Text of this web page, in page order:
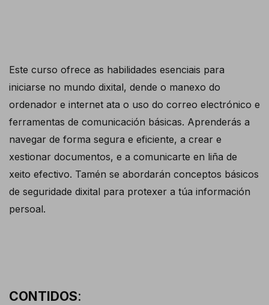
Este curso ofrece as habilidades esenciais para
iniciarse no mundo dixital, dende o manexo do
ordenador e internet ata o uso do correo electrónico e
ferramentas de comunicación básicas. Aprenderás a
navegar de forma segura e eficiente, a crear e
xestionar documentos, e a comunicarte en liña de
xeito efectivo. Tamén se abordarán conceptos básicos
de seguridade dixital para protexer a túa información
persoal.
CONTIDOS: